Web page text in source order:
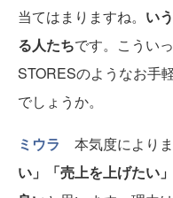
当てはまりますね。 い
る人たちです。こうい
STORESのようなお手
でしょうか。
ミウラ 本気度によりま
い」「売上を上げたい